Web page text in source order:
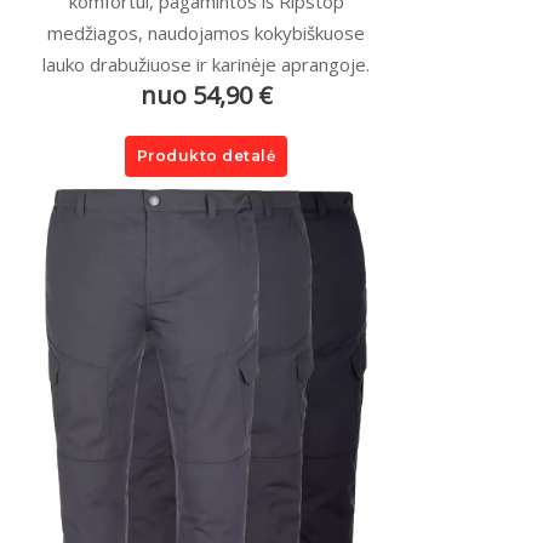
medžiagos, naudojamos kokybiškuose
lauko drabužiuose ir karinėje aprangoje.
nuo 54,90 €
Produkto detalė